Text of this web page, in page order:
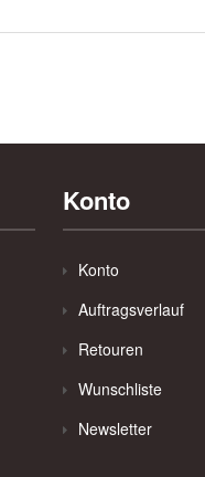
Konto
Konto
Auftragsverlauf
Retouren
Wunschliste
Newsletter